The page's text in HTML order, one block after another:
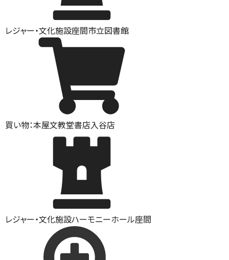
レジャー・文化施設座間市立図書館
買い物：本屋文教堂書店入谷店
レジャー・文化施設ハーモニーホール座間